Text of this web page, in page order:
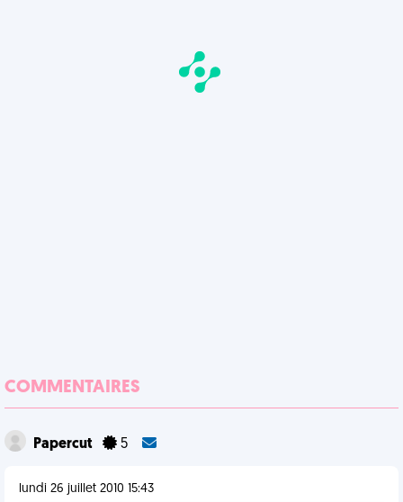
COMMENTAIRES
Papercut 5
lundi 26 juillet 2010 15:43